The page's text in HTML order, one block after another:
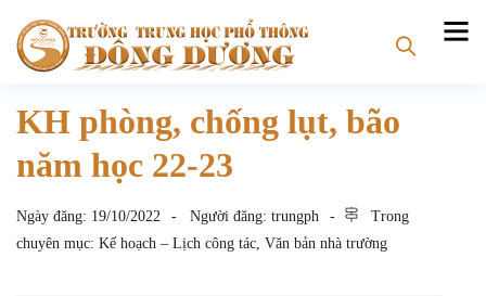
KH phòng, chống lụt, bão
năm học 22-23
Ngày đăng: 19/10/2022 Người đăng: trungph
Trong
chuyên mục: Kế hoạch – Lịch công tác, Văn bản nhà trường